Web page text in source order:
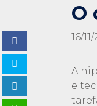
O
16/
A
e